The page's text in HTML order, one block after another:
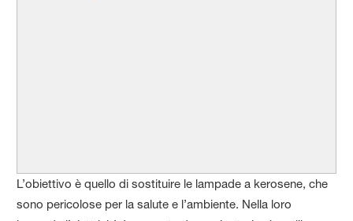
L’obiettivo è quello di sostituire le lampade a kerosene, che
sono pericolose per la salute e l’ambiente. Nella loro